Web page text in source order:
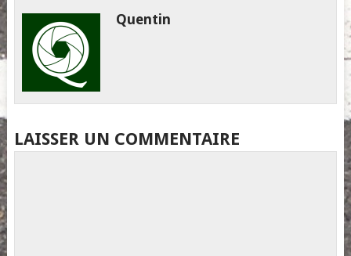
Quentin
LAISSER UN COMMENTAIRE